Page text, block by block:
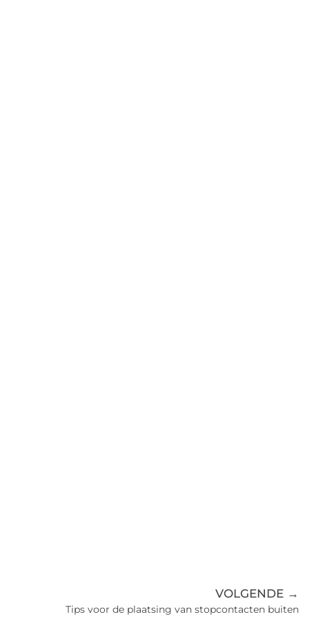
VOLGENDE →
Tips voor de plaatsing van stopcontacten buiten